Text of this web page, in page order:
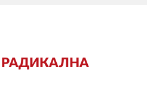
РАДИКАЛНА